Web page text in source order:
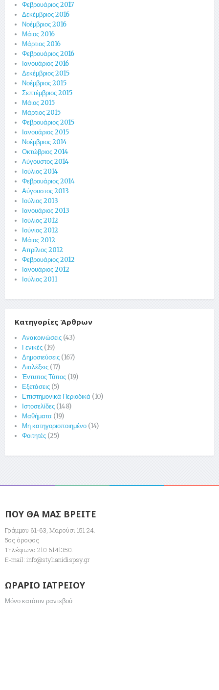
Φεβρουάριος 2017
Δεκέμβριος 2016
Νοέμβριος 2016
Μάιος 2016
Μάρτιος 2016
Φεβρουάριος 2016
Ιανουάριος 2016
Δεκέμβριος 2015
Νοέμβριος 2015
Σεπτέμβριος 2015
Μάιος 2015
Μάρτιος 2015
Φεβρουάριος 2015
Ιανουάριος 2015
Νοέμβριος 2014
Οκτώβριος 2014
Αύγουστος 2014
Ιούλιος 2014
Φεβρουάριος 2014
Αύγουστος 2013
Ιούλιος 2013
Ιανουάριος 2013
Ιούλιος 2012
Ιούνιος 2012
Μάιος 2012
Απρίλιος 2012
Φεβρουάριος 2012
Ιανουάριος 2012
Ιούλιος 2011
Κατηγορίες Άρθρων
Ανακοινώσεις (43)
Γενικές (19)
Δημοσιεύσεις (167)
Διαλέξεις (17)
Έντυπος Τύπος (19)
Εξετάσεις (5)
Επιστημονικά Περιοδικά (10)
Ιστοσελίδες (148)
Μαθήματα (19)
Μη κατηγοριοποιημένο (14)
Φοιτητές (25)
ΠΟΥ ΘΑ ΜΑΣ ΒΡΕΙΤΕ
Γράμμου 61-63, Μαρούσι 151 24.
5ος όροφος
Τηλέφωνο 210 6141350.
E-mail: info@stylianidispsy.gr
ΩΡΑΡΙΟ ΙΑΤΡΕΙΟΥ
Μόνο κατόπιν ραντεβού